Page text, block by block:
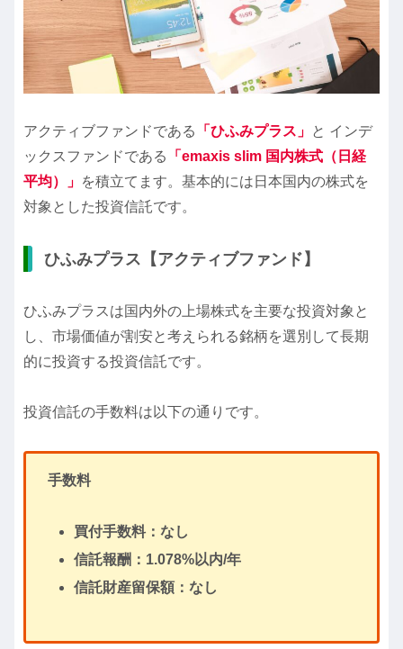
アクティブファンドである 「ひふみプラス」 と インデ
ックスファンドである
「emaxis slim 国内株式（日経
平均）」 を積立てます。基本的には日本国内の株式を
対象とした投資信託です。
ひふみプラス【アクティブファンド】
ひふみプラスは国内外の上場株式を主要な投資対象と
し、市場価値が割安と考えられる銘柄を選別して長期
的に投資する投資信託です。
投資信託の手数料は以下の通りです。
手数料
買付手数料：なし
信託報酬：1.078%以内/年
信託財産留保額：なし